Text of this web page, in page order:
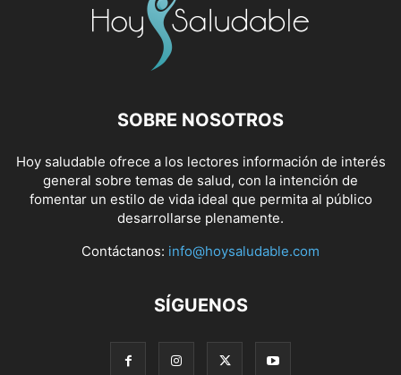
SOBRE NOSOTROS
Hoy saludable ofrece a los lectores información de interés
general sobre temas de salud, con la intención de
fomentar un estilo de vida ideal que permita al público
desarrollarse plenamente.
Contáctanos: info@hoysaludable.com
SÍGUENOS